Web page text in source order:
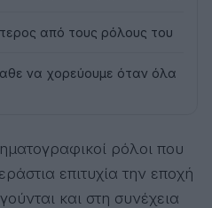
από τους ρόλους του
να χορεύουμε όταν όλα
επιτυχία την εποχή
και στη συνέχεια